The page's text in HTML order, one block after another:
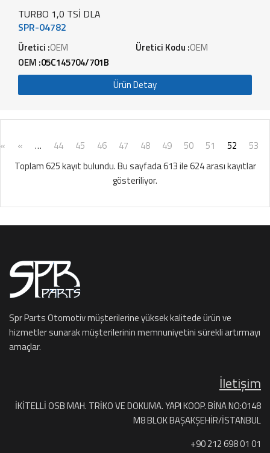
TURBO 1,0 TSİ DLA
SPR-04782
Üretici :OEM Üretici Kodu :OEM
OEM :05C145704/701B
Ürün Detay
« … 44 45 46 47 48 49 50 51 52
53
Toplam 625 kayıt bulundu. Bu sayfada 613 ile 624 arası kayıtlar
gösteriliyor.
Spr Parts Otomotiv müşterilerine yüksek kalitede ürün ve
hizmetler sunarak müşterilerinin memnuniyetini sürekli artırmayı
amaçlar.
İletişim
İKİTELLİ OSB MAH. TRİKO VE DOKUMA. YAPI KOOP. BİNA NO:0148
M8 BLOK BAŞAKŞEHİR/İSTANBUL
+90 212 698 01 01